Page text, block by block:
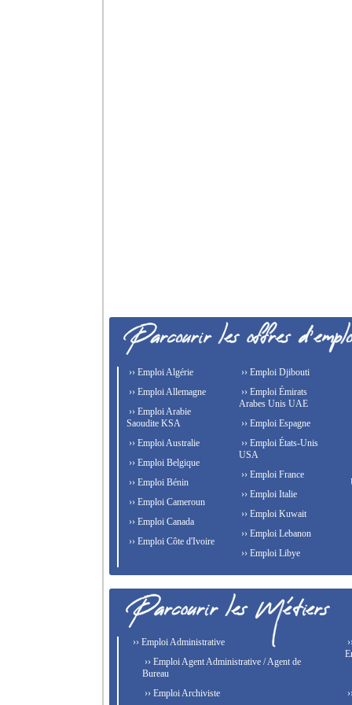
›› Emploi Algérie
›› Emploi Allemagne
›› Emploi Arabie
Saoudite KSA
›› Emploi Australie
›› Emploi Belgique
›› Emploi Bénin
›› Emploi Cameroun
›› Emploi Canada
›› Emploi Côte d'Ivoire
›› Emploi Djibouti
›› Emploi Émirats
Arabes Unis UAE
›› Emploi Espagne
›› Emploi États-Unis
USA
›› Emploi France
›› Emploi Italie
›› Emploi Kuwait
›› Emploi Lebanon
›› Emploi Libye
›› Emploi Administrative
›› Emploi Agent Administrative / Agent de
Bureau
›› Emploi Archiviste